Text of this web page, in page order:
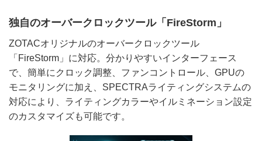
独自のオーバークロックツール「FireStorm」
ZOTACオリジナルのオーバークロックツール
「FireStorm」に対応。分かりやすいインターフェース
で、簡単にクロック調整、ファンコントロール、GPUの
モニタリングに加え、SPECTRAライティングシステムの
対応により、ライティングカラーやイルミネーション設定
のカスタマイズも可能です。